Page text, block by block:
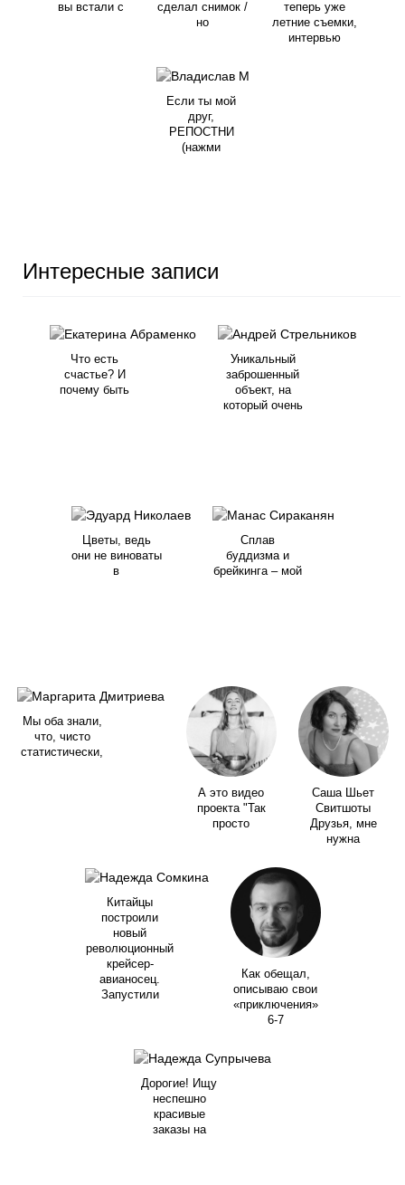
вы встали с
сделал снимок /
но
теперь уже
летние съемки,
интервью
Если ты мой
друг,
РЕПОСТНИ
(нажми
Интересные записи
Что есть
счастье? И
почему быть
Уникальный
заброшенный
объект, на
который очень
Цветы, ведь
они не виноваты
в
Сплав
буддизма и
брейкинга – мой
Мы оба знали,
что, чисто
статистически,
А это видео
проекта "Так
просто
Саша Шьет
Свитшоты
Друзья, мне
нужна
Китайцы
построили
новый
революционный
крейсер-
авианосец.
Запустили
Как обещал,
описываю свои
«приключения»
6-7
Дорогие! Ищу
неспешно
красивые
заказы на